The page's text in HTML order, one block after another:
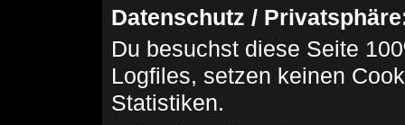
Datenschutz /
Du besuchst diese Seite
Logfiles, setzen keinen
Statistiken.